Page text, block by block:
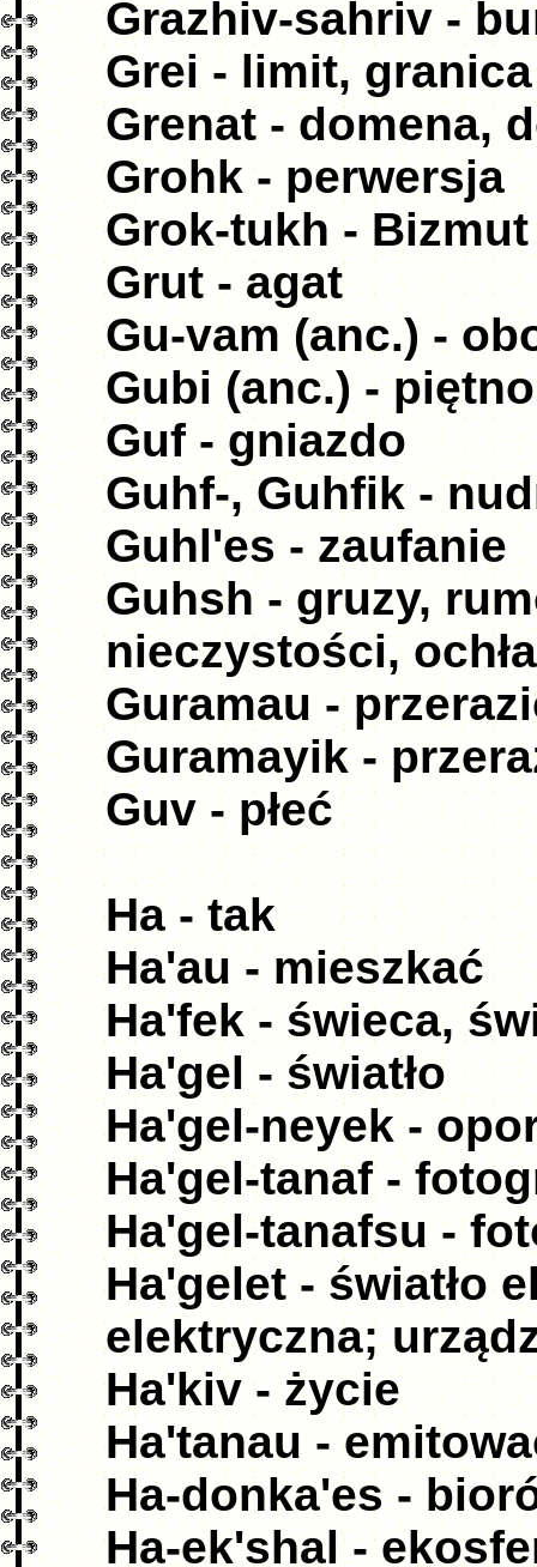
Grazhiv-sahriv -
Grei - limit, granica
Grenat - domena,
Grohk - perwersja
Grok-tukh -
Grut - agat
Gu-vam (anc.) -
Gubi (anc.) - piętno
Guf - gniazdo
Guhf-, Guhfik -
Guhl'es - zaufanie
Guhsh - gruzy,
nieczystości,
Guramau -
Guramayik -
Guv - płeć
Ha - tak
Ha'au - mieszkać
Ha'fek - świeca,
Ha'gel - światło
Ha'gel-neyek -
Ha'gel-tanaf -
Ha'gel-tanafsu -
Ha'gelet - światło
elektryczna;
Ha'kiv - życie
Ha'tanau -
Ha-donka'es -
Ha-ek'shal -